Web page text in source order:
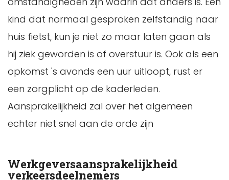
kind dat normaal gesproken zelfstandig naar
huis fietst, kun je niet zo maar laten gaan als
hij ziek geworden is of overstuur is. Ook als een
opkomst 's avonds een uur uitloopt, rust er
een zorgplicht op de kaderleden.
Aansprakelijkheid zal over het algemeen
echter niet snel aan de orde zijn
Werkgeversaansprakelijkheid
verkeersdeelnemers